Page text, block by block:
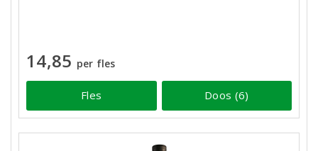
14,85 per fles
Fles Doos (6)